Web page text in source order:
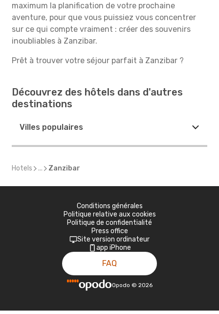
maximum la planification de votre prochaine
aventure, pour que vous puissiez vous concentrer
sur ce qui compte vraiment : créer des souvenirs
inoubliables à Zanzibar.
Prêt à trouver votre séjour parfait à Zanzibar ?
Découvrez des hôtels dans d'autres
destinations
Villes populaires
Hotels ... Zanzibar
Conditions générales
Politique relative aux cookies
Politique de confidentialité
Press office
Site version ordinateur
app iPhone
FAQ
Opodo © 2026